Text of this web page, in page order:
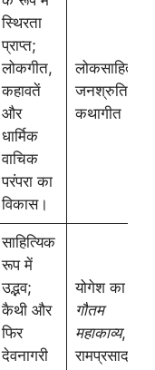
स्थिरता
प्राप्त;
लोकगीत,
कहावतें
और
धार्मिक
वाचिक
परंपरा का
विकास।
लोकसाहित्य,
जनश्रुतियाँ,
कथागीत
साहित्यिक
रूप में
उद्भव;
कैथी और
फिर
देवनागरी
योगेश का
गौतम
महाकाव्य,
रामप्रसाद